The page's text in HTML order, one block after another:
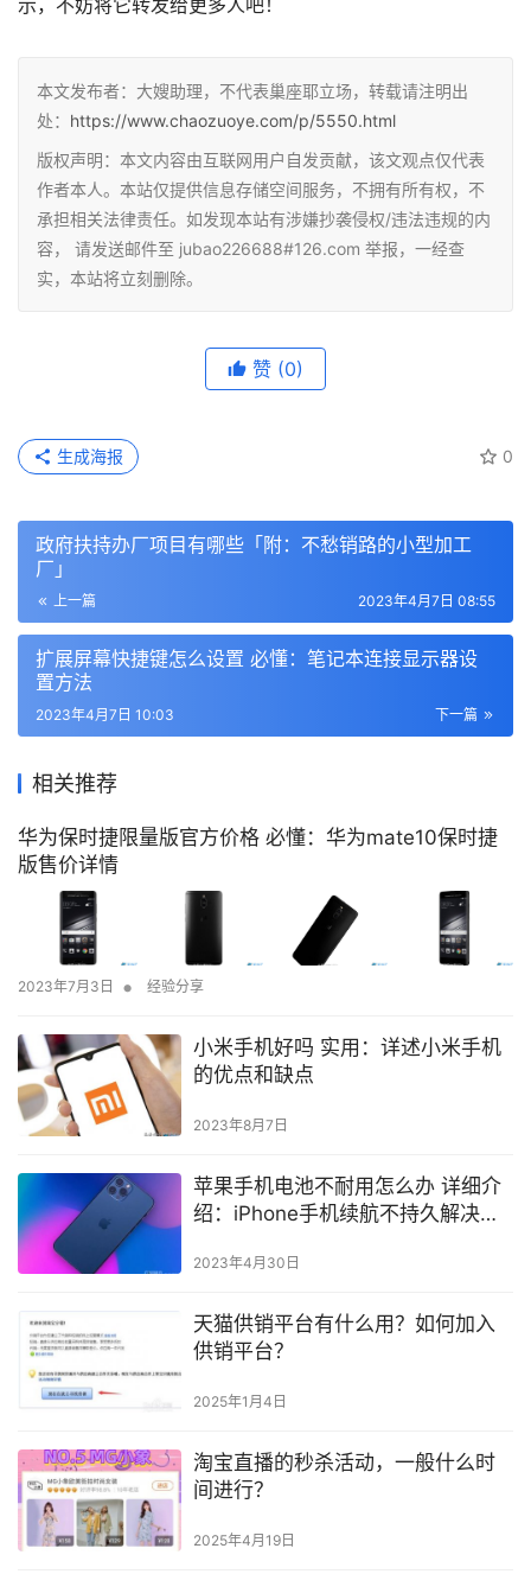
本文发布者：大嫂助理，不代表巢座耶立场，转载请注明出
处： https://www.chaozuoye.com/p/5550.html
版权声明：本文内容由互联网用户自发贡献，该文观点仅代表
作者本人。本站仅提供信息存储空间服务，不拥有所有权，不
承担相关法律责任。如发现本站有涉嫌抄袭侵权/违法违规的内
容， 请发送邮件至 jubao226688#126.com 举报，一经查
实，本站将立刻删除。
赞 (0)
0
生成海报
政府扶持办厂项目有哪些「附：不愁销路的小型加工
厂」
上一篇 2023年4月7日 08:55
扩展屏幕快捷键怎么设置 必懂：笔记本连接显示器设
置方法
下一篇
2023年4月7日 10:03
相关推荐
华为保时捷限量版官方价格 必懂：华为mate10保时捷
版售价详情
2023年7月3日 • 经验分享
小米手机好吗 实用：详述小米手机
的优点和缺点
2023年8月7日
苹果手机电池不耐用怎么办 详细介
绍：iPhone手机续航不持久解决方
2023年4月30日
天猫供销平台有什么用？如何加入
供销平台？
2025年1月4日
淘宝直播的秒杀活动，一般什么时
间进行？
2025年4月19日